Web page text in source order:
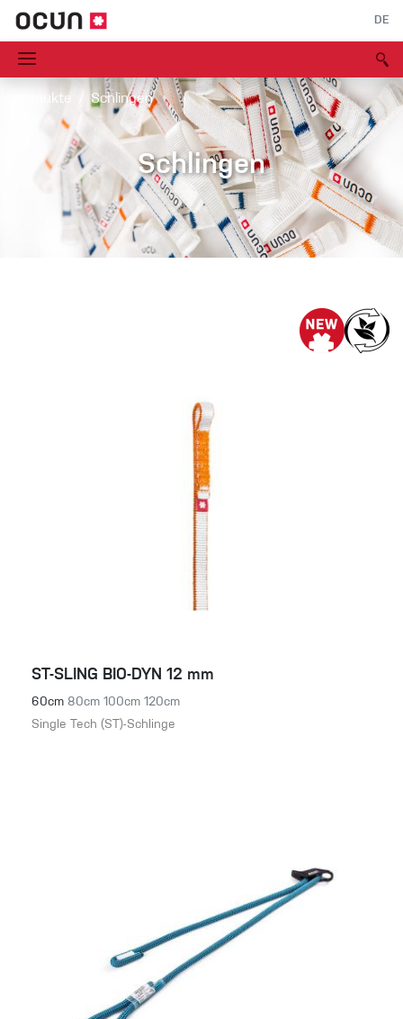
DE
Produkte Schlingen
Schlingen
ST-SLING BIO-DYN 12 mm
60cm 80cm 100cm 120cm
Single Tech (ST)-Schlinge